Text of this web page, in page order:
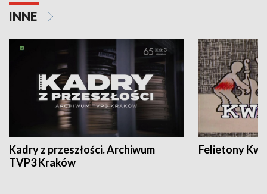
INNE
Kadry z przeszłości. Archiwum
TVP3 Kraków
Felietony